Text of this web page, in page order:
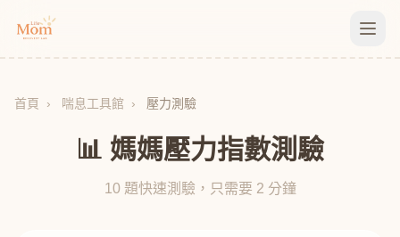
首頁 › 喘息工具館 › 壓力測驗
📊 媽媽壓力指數測驗
10 題快速測驗，只需要 2 分鐘